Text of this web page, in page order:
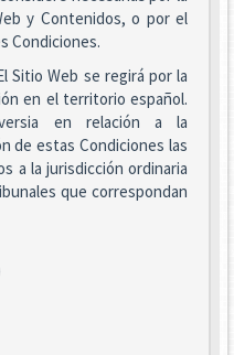
y Contenidos, o por el
Condiciones.
Sitio Web se regirá por la
en el territorio español.
en relación a la
de estas Condiciones las
a la jurisdicción ordinaria
que correspondan